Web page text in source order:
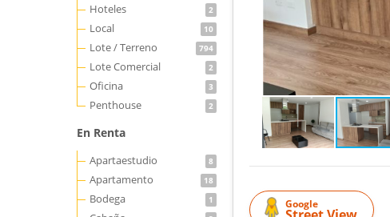
Hoteles 2
Local 10
Lote / Terreno 794
Lote Comercial 2
Oficina 3
Penthouse 2
En Renta
Apartaestudio 8
Apartamento 18
Bodega 1 Google